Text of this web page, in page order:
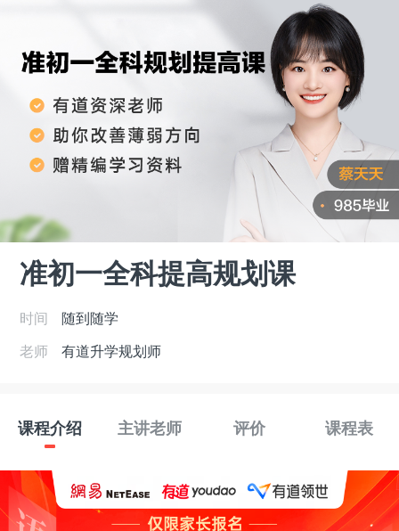
准初一全科提高规划课
时间
随到随学
老师
有道升学规划师
课程介绍 主讲老师 评价 课程表